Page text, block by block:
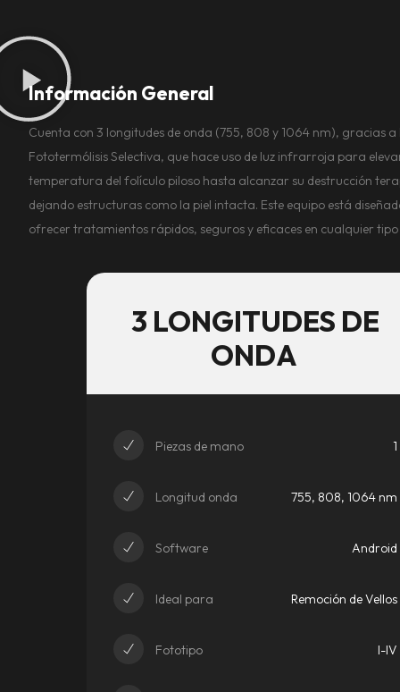
Información General
Cuenta con 3 longitudes de onda (755, 808 y 1064 nm), gracias a
Fototermólisis Selectiva, que hace uso de luz infrarroja para
temperatura del folículo piloso hasta alcanzar su destrucción
dejando estructuras como la piel intacta. Este equipo está
ofrecer tratamientos rápidos, seguros y eficaces en cualquier tipo
3 LONGITUDES DE
ONDA
Piezas de mano 1
Longitud onda 755, 808, 1064 nm
Software Android
Ideal para Remoción de Vellos
Fototipo I-IV